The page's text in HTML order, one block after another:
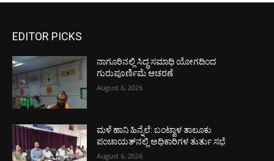
EDITOR PICKS
ನಾಗೂರಿನಲ್ಲಿ ಸಿದ್ಧ ಸಮಾಧಿ ಯೋಗದಿಂದ
ಗುರುಪೂರ್ಣಿಮೆ ಆಚರಣೆ
August 6, 2026
ಮಳೆ ಹಾನಿ ಹಿನ್ನೆಲೆ: ಬಂಟ್ವಾಳ ತಾಲೂಕು
ಪಂಚಾಯತ್‌ನಲ್ಲಿ ಅಧಿಕಾರಿಗಳ ತುರ್ತು ಸಭೆ
August 6, 2026